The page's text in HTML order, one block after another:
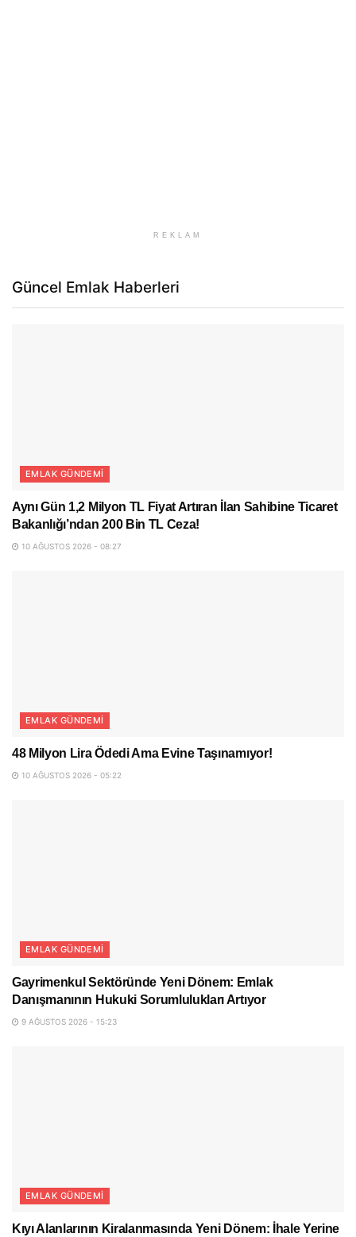
REKLAM
Güncel Emlak Haberleri
EMLAK GÜNDEMI
Aynı Gün 1,2 Milyon TL Fiyat Artıran İlan Sahibine Ticaret
Bakanlığı’ndan 200 Bin TL Ceza!
10 AĞUSTOS 2026 - 08:27
EMLAK GÜNDEMI
48 Milyon Lira Ödedi Ama Evine Taşınamıyor!
10 AĞUSTOS 2026 - 05:22
EMLAK GÜNDEMI
Gayrimenkul Sektöründe Yeni Dönem: Emlak
Danışmanının Hukuki Sorumlulukları Artıyor
9 AĞUSTOS 2026 - 15:23
EMLAK GÜNDEMI
Kıyı Alanlarının Kiralanmasında Yeni Dönem: İhale Yerine